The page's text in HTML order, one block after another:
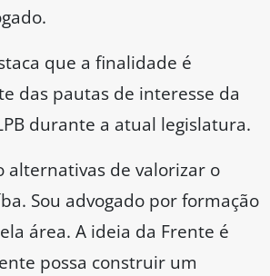
que a finalidade é
das pautas de interesse da
durante a atual legislatura.
alternativas de valorizar o
Sou advogado por formação
área. A ideia da Frente é
possa construir um